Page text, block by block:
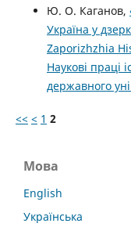
Ю. О. Каганов,
Україна у
Zaporizhzhia
Наукові праці
державного
<< < 1 2
Мова
English
Українська